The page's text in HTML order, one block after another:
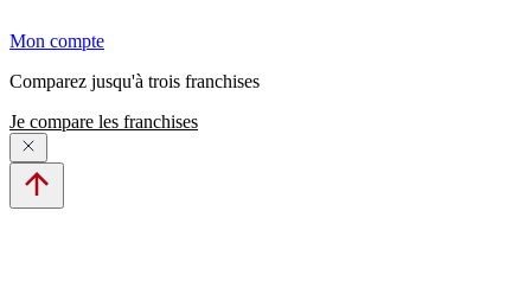
Mon compte
Comparez jusqu'à trois franchises
Je compare les franchises